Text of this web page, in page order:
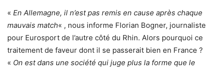
« En Allemagne, il n’est pas remis en cause après chaque
mauvais match« , nous informe Florian Bogner, journaliste
pour Eurosport de l’autre côté du Rhin. Alors pourquoi ce
traitement de faveur dont il se passerait bien en France ?
« On est dans une société qui juge plus la forme que le